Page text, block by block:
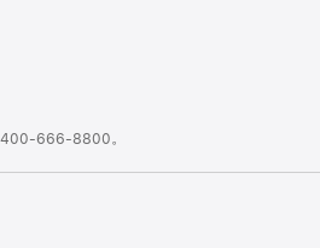
400-666-8800。